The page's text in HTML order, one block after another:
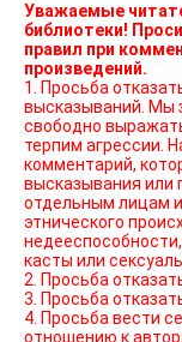
Уважаемые
библиотеки!
правил при
произведений.
1. Просьба
высказываний. Мы защищаем право наших читателей
свободно
терпим агрессии.
комментарий,
высказывания или
отдельным лицам
этнического
касты или
2. Просьба
3. Просьба
4. Просьба вести
отношению к